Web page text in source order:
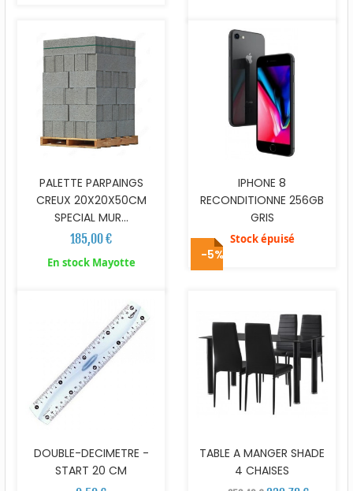
PALETTE PARPAINGS
CREUX 20X20X50CM
SPECIAL MUR...
185,00 €
En stock Mayotte
IPHONE 8
RECONDITIONNE 256GB
GRIS
Stock épuisé
DOUBLE-DECIMETRE -
START 20 CM
-5%
TABLE A MANGER SHADE
4 CHAISES